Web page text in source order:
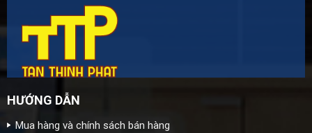
HƯỚNG DẪN
Mua hàng và chính sách bán hàng